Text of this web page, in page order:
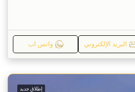
البريد الإلكتروني واتس اب
إطلاق جديد